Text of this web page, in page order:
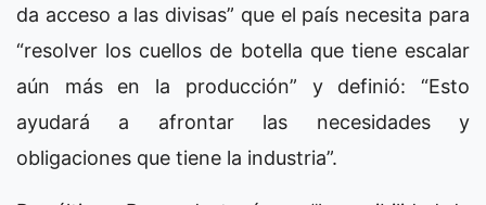
da acceso a las divisas” que el país necesita para
“resolver los cuellos de botella que tiene escalar
aún más en la producción” y definió: “Esto
ayudará a afrontar las necesidades y
obligaciones que tiene la industria”.